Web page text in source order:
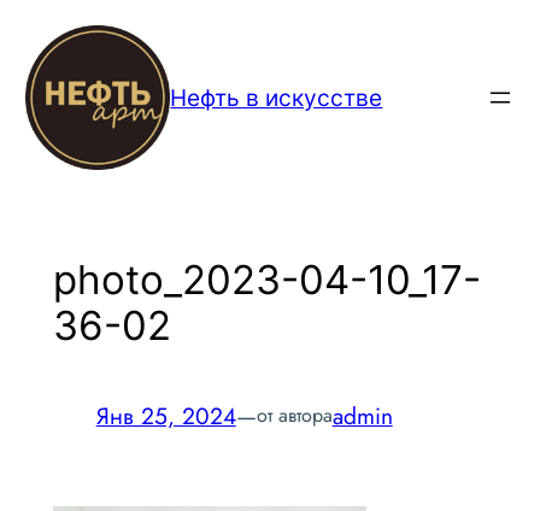
Перейти
содержимому
Нефть в искусстве
photo_2023-04-10_17-
36-02
Янв 25, 2024—от автораadmin